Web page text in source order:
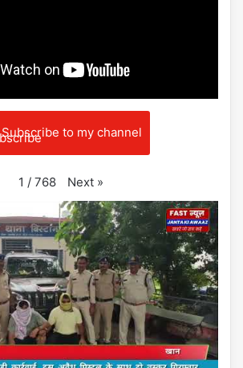
Subscribe to my channel
1 / 768 Next »